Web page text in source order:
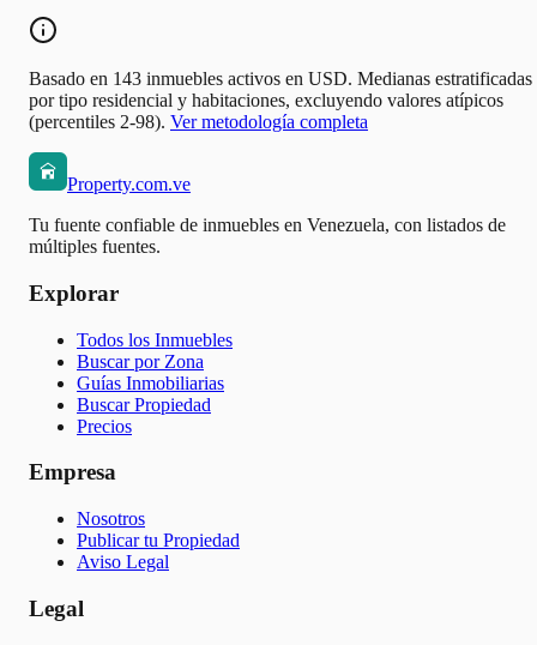
Basado en 143 inmuebles activos en USD. Medianas estratificadas
por tipo residencial y habitaciones, excluyendo valores atípicos
(percentiles 2-98). Ver metodología completa
Property.com.ve
Tu fuente confiable de inmuebles en Venezuela, con listados de
múltiples fuentes.
Explorar
Todos los Inmuebles
Buscar por Zona
Guías Inmobiliarias
Buscar Propiedad
Precios
Empresa
Nosotros
Publicar tu Propiedad
Aviso Legal
Legal